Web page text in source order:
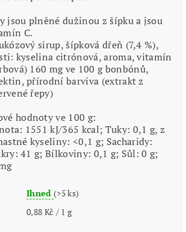
jsou plněné dužinou z šípku a jsou
C.
sirup, šípková dřeň (7,4 %),
kyselina citrónová, aroma, vitamín
160 mg ve 100 g bonbónů,
přírodní barviva (extrakt z
řepy)
hodnoty ve 100 g:
1551 kJ/365 kcal; Tuky: 0,1 g, z
kyseliny: <0,1 g; Sacharidy:
41 g; Bílkoviny: 0,1 g; Sůl: 0 g;
Ihned(>5 ks)
0,88 Kč / 1 g